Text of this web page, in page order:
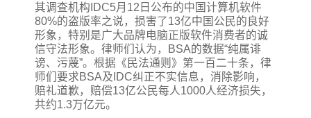
其调查机构IDC5月12日公布的中国计算机软件
80%的盗版率之说，损害了13亿中国公民的良好
形象，特别是广大品牌电脑正版软件消费者的诚
信守法形象。律师们认为，BSA的数据“纯属诽
谤、污蔑”。根据《民法通则》第一百二十条，律
师们要求BSA及IDC纠正不实信息，消除影响，
赔礼道歉，赔偿13亿公民每人1000人经济损失，
共约1.3万亿元。